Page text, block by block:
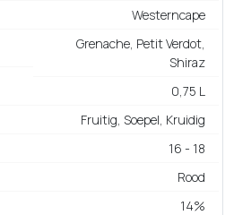
Westerncape
Grenache, Petit Verdot,
Shiraz
0,75 L
Fruitig, Soepel, Kruidig
16 - 18
Rood
14%